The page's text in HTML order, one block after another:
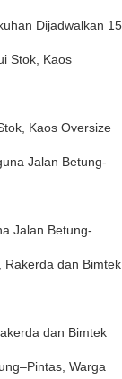
Dijadwalkan 15
Kaos Oversize
Jalan Betung-
dan Bimtek